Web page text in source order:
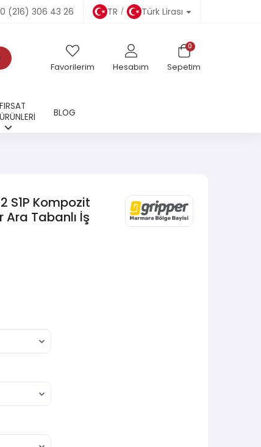
(216) 306 43 26 TR Türk Lirası
Favorilerim Hesabım
0
Sepetim
FIRSAT
ÜRÜNLERİ
BLOG
S1P Kompozit
Ara Tabanlı İş